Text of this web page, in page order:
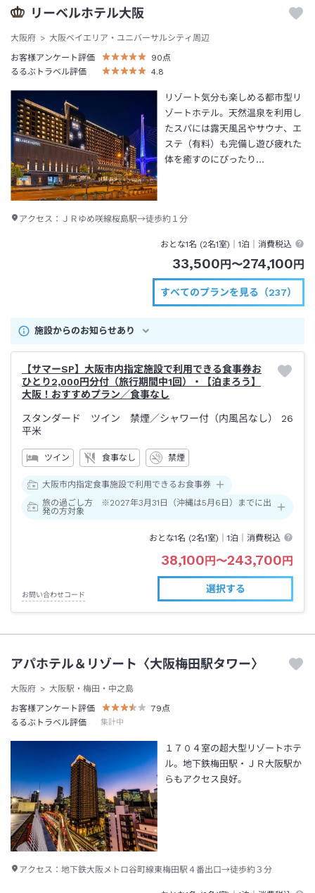
リーベルホテル大阪
大阪府
大阪ベイエリア・ユニバーサルシティ周辺
お客様アンケート評価
90点
るるぶトラベル評価
4.8
リゾート気分も楽しめる都市型リ
ゾートホテル。天然温泉を利用し
たスパには露天風呂やサウナ、エ
ステ（有料）も完備し遊び疲れた
体を癒すのにぴったり…
アクセス： ＪＲゆめ咲線桜島駅→徒歩約１分
おとな1名 (2名1室)｜1泊 ｜消費税込
33,500円〜274,100円
すべてのプランを見る（237）
施設からのお知らせあり
【サマーSP】大阪市内指定施設で利用できる食事券お
ひとり2,000円分付（旅行期間中1回）・【泊まろう】
大阪！おすすめプラン／食事なし
スタンダード ツイン 禁煙／シャワー付（内風呂なし） 26
平米
ツイン 食事なし 禁煙
大阪市内指定食事施設で利用できるお食事券
旅の過ごし方 ※2027年3月31日（沖縄は5月6日）までに出
発の方対象
おとな1名 (2名1室)｜1泊 ｜消費税込
38,100円〜243,700円
お問い合わせコード
選択する
アパホテル＆リゾート〈大阪梅田駅タワー〉
大阪府
大阪駅・梅田・中之島
お客様アンケート評価
79点
るるぶトラベル評価
集計中
１７０４室の超大型リゾートホテ
ル。地下鉄梅田駅・ＪＲ大阪駅か
らもアクセス良好。
アクセス： 地下鉄大阪メトロ谷町線東梅田駅４番出口→徒歩約３分